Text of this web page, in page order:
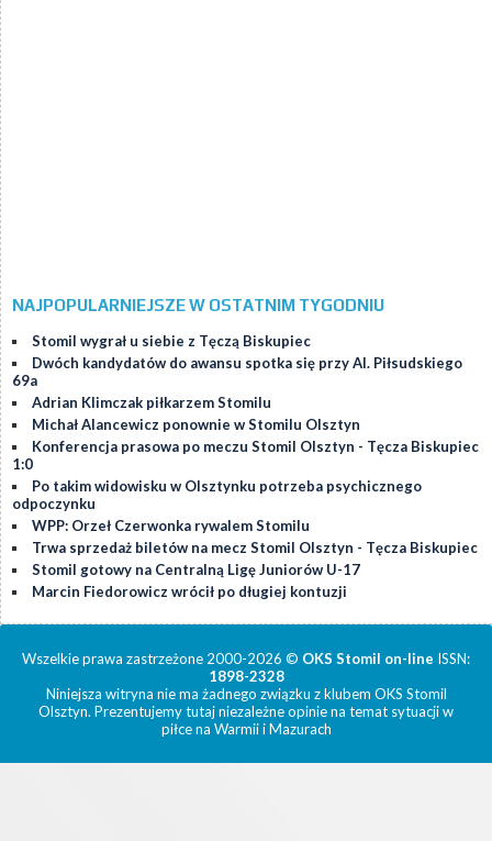
NAJPOPULARNIEJSZE W OSTATNIM TYGODNIU
Stomil wygrał u siebie z Tęczą Biskupiec
Dwóch kandydatów do awansu spotka się przy Al. Piłsudskiego
69a
Adrian Klimczak piłkarzem Stomilu
Michał Alancewicz ponownie w Stomilu Olsztyn
Konferencja prasowa po meczu Stomil Olsztyn - Tęcza Biskupiec
1:0
Po takim widowisku w Olsztynku potrzeba psychicznego
odpoczynku
WPP: Orzeł Czerwonka rywalem Stomilu
Trwa sprzedaż biletów na mecz Stomil Olsztyn - Tęcza Biskupiec
Stomil gotowy na Centralną Ligę Juniorów U-17
Marcin Fiedorowicz wrócił po długiej kontuzji
Wszelkie prawa zastrzeżone 2000-2026 © OKS Stomil on-line ISSN:
1898-2328
Niniejsza witryna nie ma żadnego związku z klubem OKS Stomil
Olsztyn. Prezentujemy tutaj niezależne opinie na temat sytuacji w
piłce na Warmii i Mazurach